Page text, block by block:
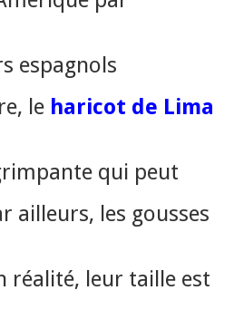
espagnols
le haricot de Lima
qui peut
ailleurs, les gousses
réalité, leur taille est